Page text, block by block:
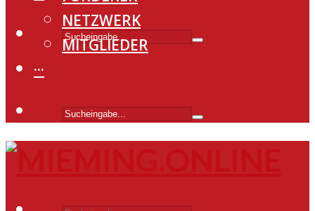
NETZWERK
MITGLIEDER
···